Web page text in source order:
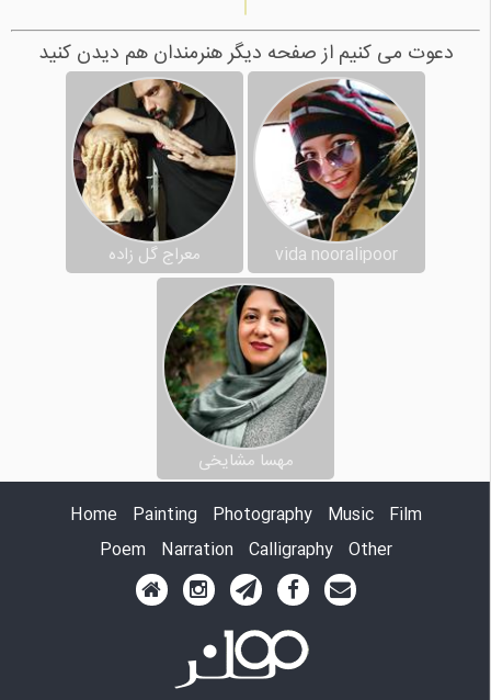
دعوت می کنیم از صفحه دیگر هنرمندان هم دیدن کنید
vida nooralipoor معراج گل زاده
مهسا مشایخی
Home
Painting Photography Music
Film
Poem
Narration Calligraphy Other